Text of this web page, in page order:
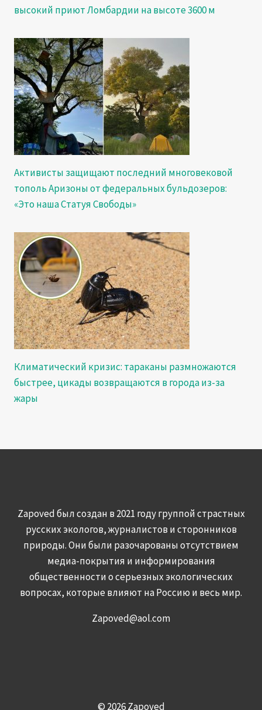
высокий приют Ломбардии на высоте 3600 м
Активисты защищают последний многовековой
тополь Аризоны от федеральных бульдозеров:
«Это наша Статуя Свободы»
Климатический кризис: тараканы размножаются
быстрее, цикады возвращаются в города из-за
жары
Zapoved был создан в 2021 году группой страстных
русских экологов, журналистов и сторонников
природы. Они были разочарованы отсутствием
медиа-покрытия и информирования
общественности о серьезных экологических
вопросах, которые влияют на Россию и весь мир.
Zapoved@aol.com
© 2026 Zapoved